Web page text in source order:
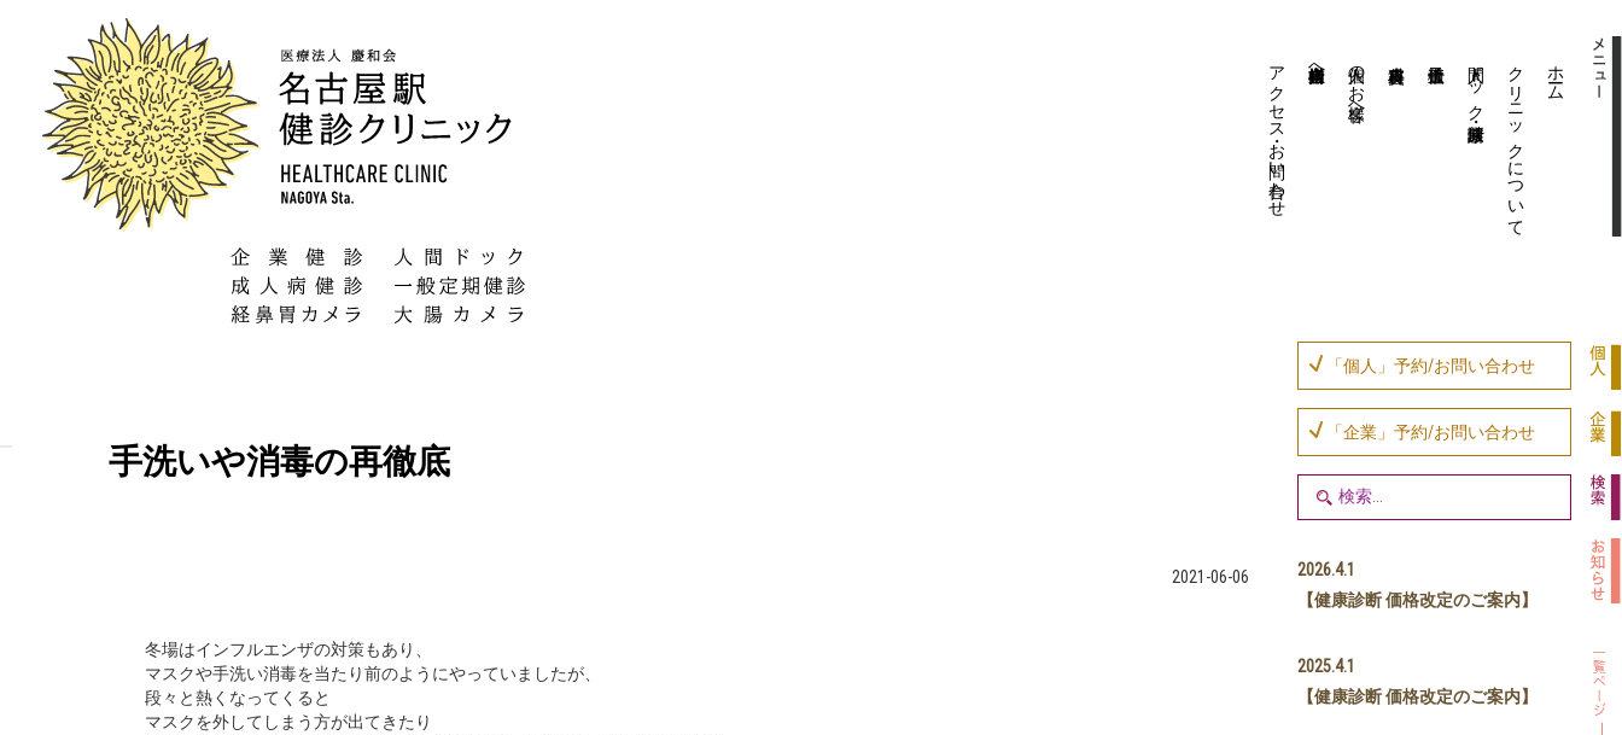
アクセス・お問い合わせ 企業内担当者様へ 個人のお客様へ 人間ドック・健康診断 クリニックについて ホーム
手洗いや消毒の再徹底
2021-06-06
冬場はインフルエンザの対策もあり、
マスクや手洗い消毒を当たり前のようにやっていましたが、
段々と熱くなってくると
マスクを外してしまう方が出てきたり
「個人」予約/お問い合わせ
「企業」予約/お問い合わせ
2026.4.1
【健康診断 価格改定のご案内】
2025.4.1
【健康診断 価格改定のご案内】